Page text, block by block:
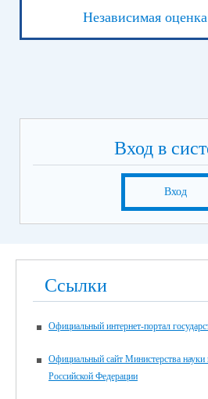
Независимая оценка
Вход в
Вход
Ссылки
Официальный интернет-портал
Официальный сайт Министерства
Российской Федерации